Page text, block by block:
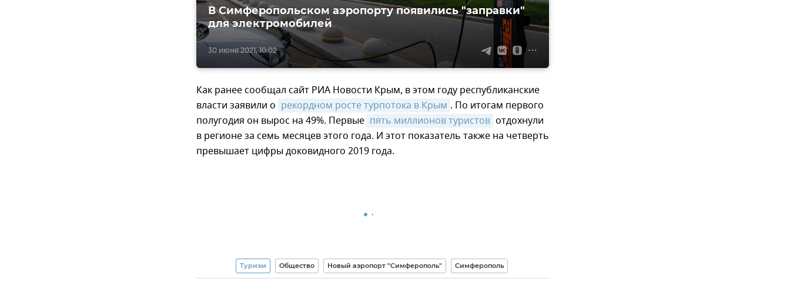
30 июня 2021, 10:02
В Симферопольском аэропорту появились "заправки"
для электромобилей
Как ранее сообщал сайт РИА Новости Крым, в этом году республиканские
власти заявили о рекордном росте турпотока в Крым . По итогам первого
полугодия он вырос на 49%. Первые пять миллионов туристов отдохнули
в регионе за семь месяцев этого года. И этот показатель также на четверть
превышает цифры доковидного 2019 года.
Туризм Общество Новый аэропорт "Симферополь" Симферополь